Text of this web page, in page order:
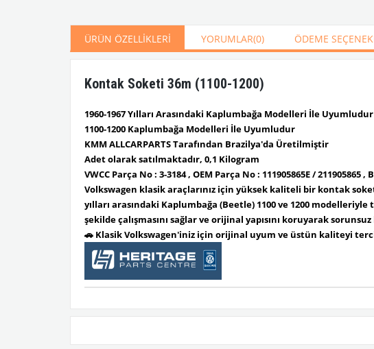
ÜRÜN ÖZELLIKLERI YORUMLAR(0) ÖDEME
Kontak Soketi 36m (1100-1200)
1960-1967 Yılları Arasındaki Kaplumbağa Modelleri İle Uyumludur
1100-1200 Kaplumbağa Modelleri İle Uyumludur
KMM ALLCARPARTS Tarafından Brazilya'da Üretilmiştir
Adet olarak satılmaktadır, 0,1 Kilogram
VWCC Parça No : 3-3184 , OEM Parça No : 111905865E / 211905865 ,
Volkswagen klasik araçlarınız için yüksek kaliteli bir kontak
yılları arasındaki Kaplumbağa (Beetle) 1100 ve 1200 modelleriyle
şekilde çalışmasını sağlarveorijinal yapısını koruyarak
🚗 Klasik Volkswagen'iniz için orijinal uyum ve üstün kaliteyi